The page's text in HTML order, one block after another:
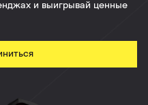
и выигрывай ценные